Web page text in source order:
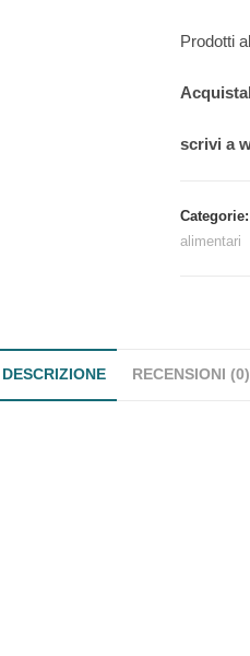
SITO
Prodotti
scrivi a
Categorie:
alimentari
DESCRIZIONE RECENSIONI (0)